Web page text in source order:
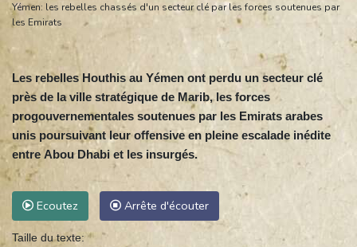
Yémen: les rebelles chassés d'un secteur clé par les forces soutenues par
les Emirats
Les rebelles Houthis au Yémen ont perdu un secteur clé
près de la ville stratégique de Marib, les forces
progouvernementales soutenues par les Emirats arabes
unis poursuivant leur offensive en pleine escalade inédite
entre Abou Dhabi et les insurgés.
Ecoutez Arrête d'écouter
Taille du texte: